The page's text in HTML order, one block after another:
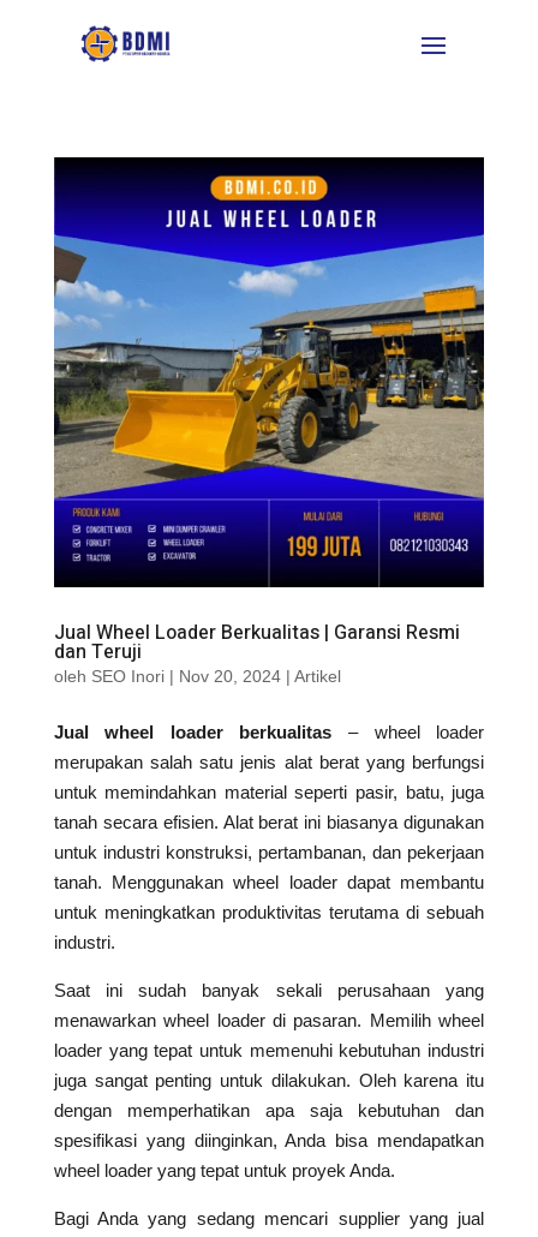
Jual Wheel Loader Berkualitas | Garansi Resmi
dan Teruji
oleh SEO Inori| Nov 20, 2024| Artikel
Jual wheel loader berkualitas – wheel loader
merupakan salah satu jenis alat berat yang berfungsi
untuk memindahkan material seperti pasir, batu, juga
tanah secara efisien. Alat berat ini biasanya digunakan
untuk industri konstruksi, pertambanan, dan pekerjaan
tanah. Menggunakan wheel loader dapat membantu
untuk meningkatkan produktivitas terutama di sebuah
industri.
Saat ini sudah banyak sekali perusahaan yang
menawarkan wheel loader di pasaran. Memilih wheel
loader yang tepat untuk memenuhi kebutuhan industri
juga sangat penting untuk dilakukan. Oleh karena itu
dengan memperhatikan apa saja kebutuhan dan
spesifikasi yang diinginkan, Anda bisa mendapatkan
wheel loader yang tepat untuk proyek Anda.
Bagi Anda yang sedang mencari supplier yang jual